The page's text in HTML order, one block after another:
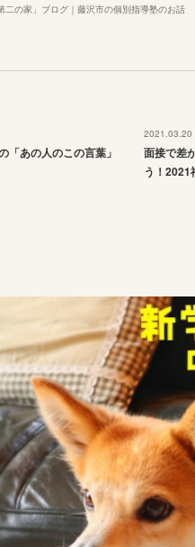
二の家」ブログ｜藤沢市の個別指導塾のお話
「あの人のこの言葉」
2021.03.20
面接で差
う！2021